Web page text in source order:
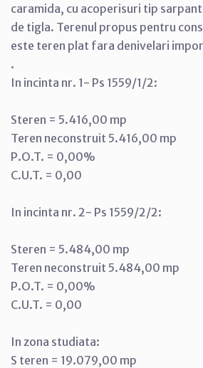
caramida, cu acoperisuri tip
de tigla. Terenul propus pentru
este teren plat fara denivelari
.
In incinta nr. 1- Ps 1559/1/2:
Steren = 5.416,00 mp
Teren neconstruit 5.416,00 mp
P.O.T. = 0,00%
C.U.T. = 0,00
In incinta nr. 2- Ps 1559/2/2:
Steren = 5.484,00 mp
Teren neconstruit 5.484,00 mp
P.O.T. = 0,00%
C.U.T. = 0,00
In zona studiata:
S teren = 19.079,00 mp